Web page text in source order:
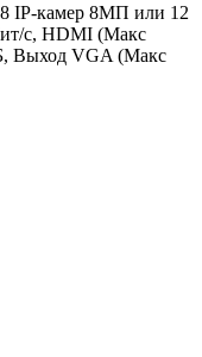
8 IP-камер 8МП или 12
с, HDMI (Макс
Выход VGA (Макс